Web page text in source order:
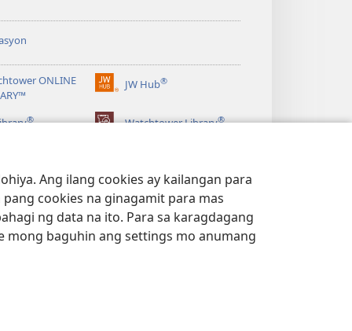
Ang ilang cookies ay kailangan para
cookies na ginagamit para mas
ng data na ito. Para sa karagdagang
mong baguhin ang settings mo anumang
ONLINE
JW Hub®
(may
na
® Watchtower Library®